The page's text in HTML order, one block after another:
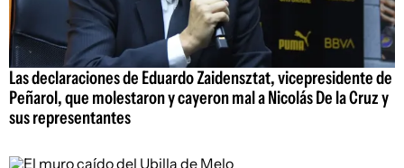
Las declaraciones de Eduardo Zaidensztat, vicepresidente de
Peñarol, que molestaron y cayeron mal a Nicolás De la Cruz y
sus representantes